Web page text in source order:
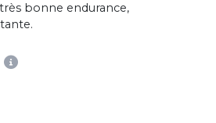
bonne endurance,